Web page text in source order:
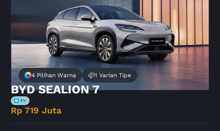
4 Pilihan Warna 1 Varian Tipe
BYD SEALION 7
Rp 719 Juta